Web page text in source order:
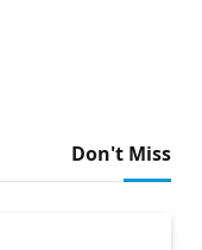
Don't Miss